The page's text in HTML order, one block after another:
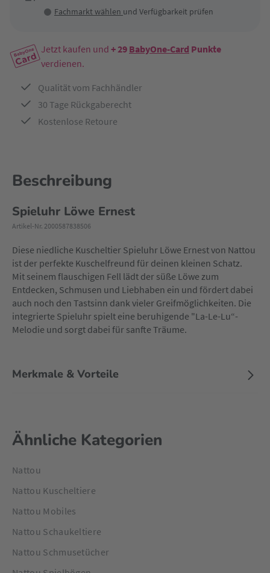
Fachmarkt wählen und Verfügbarkeit prüfen
Jetzt kaufen und + 29 BabyOne-Card Punkte
verdienen.
Qualität vom Fachhändler
30 Tage Rückgaberecht
Kostenlose Retoure
Beschreibung
Spieluhr Löwe Ernest
Artikel-Nr. 2000587838506
Diese niedliche Kuscheltier Spieluhr Löwe Ernest von Nattou
ist der perfekte Kuschelfreund für deinen kleinen Schatz.
Mit seinem flauschigen Fell lädt der süße Löwe zum
Entdecken, Schmusen und Liebhaben ein und fördert dabei
auch noch den Tastsinn dank vieler Greifmöglichkeiten. Die
integrierte Spieluhr spielt eine beruhigende "La-Le-Lu“-
Melodie und sorgt dabei für sanfte Träume.
Merkmale & Vorteile
Ähnliche Kategorien
Nattou
Nattou Kuscheltiere
Nattou Mobiles
Nattou Schaukeltiere
Nattou Schmusetücher